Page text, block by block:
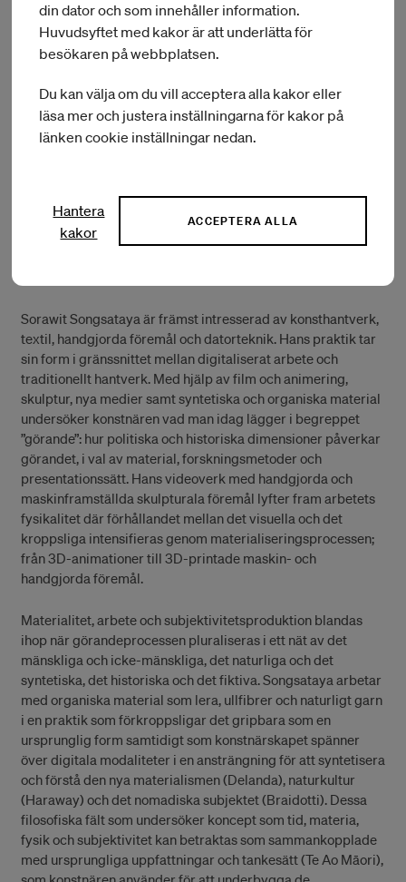
National” på Art Gallery of New South Wales. En bok om hans
konstnärskap, ”Dale Harding: Body of Objects”, gavs 2017 ut
av Griffith University. 2015 presenterade Institute of Modern
med titeln ”White Collared”. I september 2016 deltog
Harding i den 11:e Gwangju-biennalen, med Maria Lind som
curator, och 2018 deltar han i hennes utställning ”Soon
http://www.biennial.com/2018/exhibition/artists/dale-
harding
Sorawit Songsataya är främst intresserad av konsthantverk,
textil, handgjorda föremål och datorteknik. Hans praktik tar
sin form i gränssnittet mellan digitaliserat arbete och
traditionellt hantverk. Med hjälp av film och animering,
skulptur, nya medier samt syntetiska och organiska material
undersöker konstnären vad man idag lägger i begreppet
”görande”: hur politiska och historiska dimensioner påverkar
görandet, i val av material, forskningsmetoder och
presentationssätt. Hans videoverk med handgjorda och
maskinframställda skulpturala föremål lyfter fram arbetets
fysikalitet där förhållandet mellan det visuella och det
kroppsliga intensifieras genom materialiseringsprocessen;
från 3D-animationer till 3D-printade maskin- och
handgjorda föremål.
Materialitet, arbete och subjektivitetsproduktion blandas
ihop när görandeprocessen pluraliseras i ett nät av det
mänskliga och icke-mänskliga, det naturliga och det
syntetiska, det historiska och det fiktiva. Songsataya arbetar
med organiska material som lera, ullfibrer och naturligt garn
i en praktik som förkroppsligar det gripbara som en
ursprunglig form samtidigt som konstnärskapet spänner
över digitala modaliteter i en ansträngning för att syntetisera
och förstå den nya materialismen (Delanda), naturkultur
(Haraway) och det nomadiska subjektet (Braidotti). Dessa
filosofiska fält som undersöker koncept som tid, materia,
fysik och subjektivitet kan betraktas som sammankopplade
med ursprungliga uppfattningar och tankesätt (Te Ao Māori),
din dator och som innehåller information.
Huvudsyftet med kakor är att underlätta för
besökaren på webbplatsen.
Du kan välja om du vill acceptera alla kakor eller
läsa mer och justera inställningarna för kakor på
länken cookie inställningar nedan.
Hantera
kakor
ACCEPTERA ALLA